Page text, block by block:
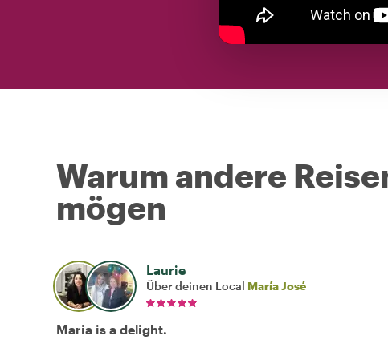
Warum andere
mögen
Laurie
Über deinen Local María José
Maria is a delight.